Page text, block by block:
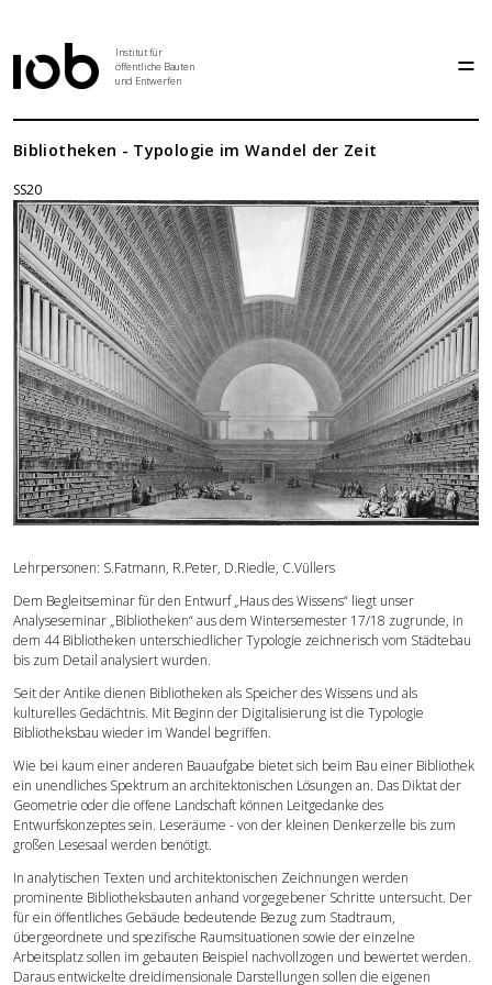
Institut für
öffentliche Bauten
und Entwerfen
Institut
Aktuelles
Entwurf
Seminar
Abschlussarbeiten
Grundlehre
Forschung
Publikationen
Kontakt
Bibliotheken - Typologie im Wandel der Zeit
SS20
Lehrpersonen: S.Fatmann, R.Peter, D.Riedle, C.Vüllers
Dem Begleitseminar für den Entwurf „Haus des Wissens“ liegt unser
Analyseseminar „Bibliotheken“ aus dem Wintersemester 17/18 zugrunde, in
dem 44 Bibliotheken unterschiedlicher Typologie zeichnerisch vom Städtebau
bis zum Detail analysiert wurden.
Seit der Antike dienen Bibliotheken als Speicher des Wissens und als
kulturelles Gedächtnis. Mit Beginn der Digitalisierung ist die Typologie
Bibliotheksbau wieder im Wandel begriffen.
Wie bei kaum einer anderen Bauaufgabe bietet sich beim Bau einer Bibliothek
ein unendliches Spektrum an architektonischen Lösungen an. Das Diktat der
Geometrie oder die offene Landschaft können Leitgedanke des
Entwurfskonzeptes sein. Leseräume - von der kleinen Denkerzelle bis zum
großen Lesesaal werden benötigt.
In analytischen Texten und architektonischen Zeichnungen werden
prominente Bibliotheksbauten anhand vorgegebener Schritte untersucht. Der
für ein öffentliches Gebäude bedeutende Bezug zum Stadtraum,
übergeordnete und spezifische Raumsituationen sowie der einzelne
Arbeitsplatz sollen im gebauten Beispiel nachvollzogen und bewertet werden.
Daraus entwickelte dreidimensionale Darstellungen sollen die eigenen